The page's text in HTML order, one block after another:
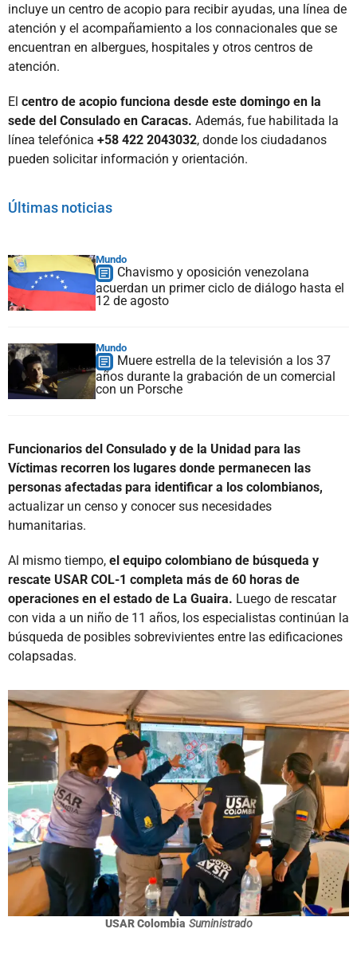
incluye un centro de acopio para recibir ayudas, una línea de
atención y el acompañamiento a los connacionales que se
encuentran en albergues, hospitales y otros centros de
atención.
El centro de acopio funciona desde este domingo en la
sede del Consulado en Caracas. Además, fue habilitada la
línea telefónica +58 422 2043032, donde los ciudadanos
pueden solicitar información y orientación.
Últimas noticias
Mundo
Chavismo y oposición venezolana
acuerdan un primer ciclo de diálogo hasta el
12 de agosto
Mundo
Muere estrella de la televisión a los 37
años durante la grabación de un comercial
con un Porsche
Funcionarios del Consulado y de la Unidad para las
Víctimas recorren los lugares donde permanecen las
personas afectadas para identificar a los colombianos,
actualizar un censo y conocer sus necesidades
humanitarias.
Al mismo tiempo, el equipo colombiano de búsqueda y
rescate USAR COL-1 completa más de 60 horas de
operaciones en el estado de La Guaira. Luego de rescatar
con vida a un niño de 11 años, los especialistas continúan la
búsqueda de posibles sobrevivientes entre las edificaciones
colapsadas.
USAR Colombia Suministrado